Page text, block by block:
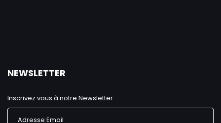
NEWSLETTER
Inscrivez vous à notre Newsletter